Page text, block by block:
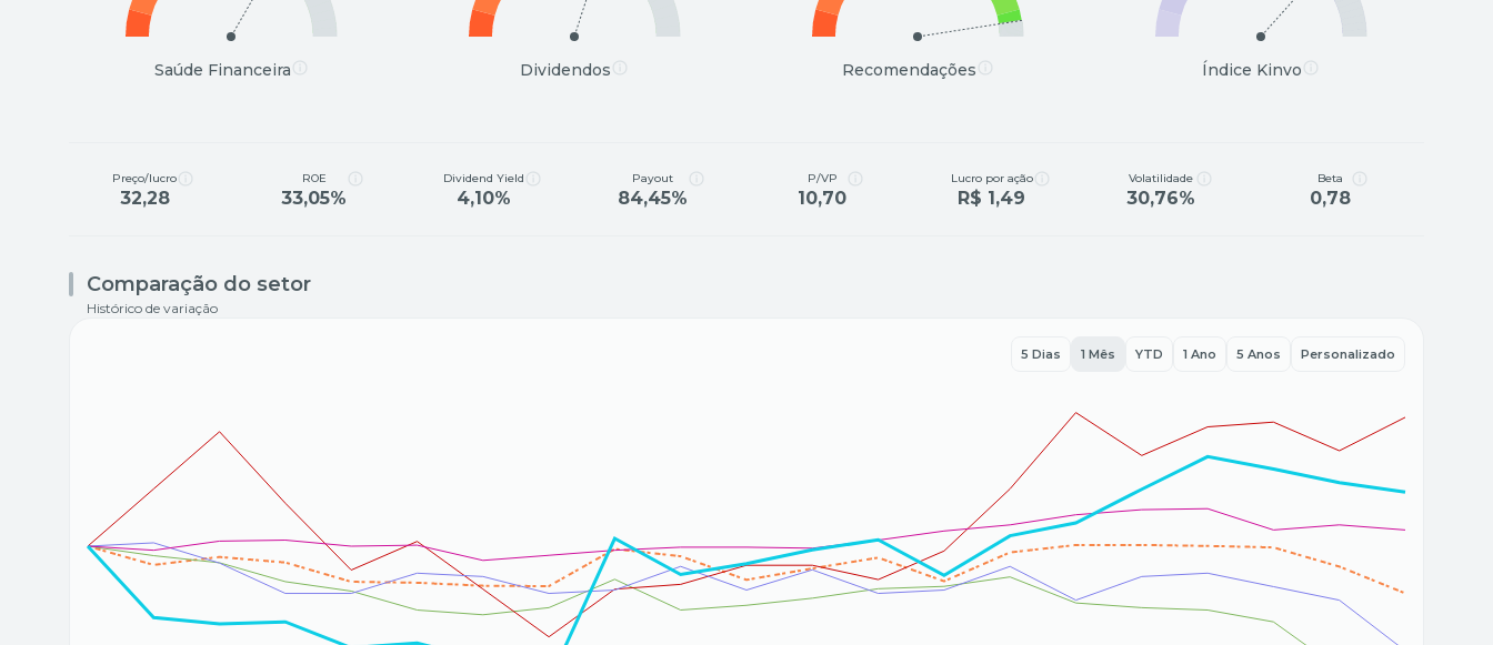
Saúde Financeira Dividendos Recomendações Índice Kinvo
Preço/lucro
32,28
ROE
33,05%
Dividend Yield
4,10%
Payout
84,45%
P/VP
10,70
Lucro por ação
R$ 1,49
Volatilidade
30,76%
Beta
0,78
Comparação do setor
Histórico de variação
5 Dias 1 Mês YTD 1 Ano 5 Anos Personalizado